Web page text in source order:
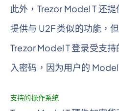
此外，Trezor Model T 还
提供与 U2F 类似的功能，
Trezor Model T 登录受支
入密码，因为用户的
支持的操作系统